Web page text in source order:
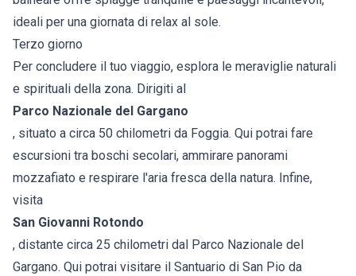
ideali per una giornata di relax al sole.
Terzo giorno
Per concludere il tuo viaggio, esplora le meraviglie naturali
e spirituali della zona. Dirigiti al
Parco Nazionale del Gargano
, situato a circa 50 chilometri da Foggia. Qui potrai fare
escursioni tra boschi secolari, ammirare panorami
mozzafiato e respirare l'aria fresca della natura. Infine,
visita
San Giovanni Rotondo
, distante circa 25 chilometri dal Parco Nazionale del
Gargano. Qui potrai visitare il Santuario di San Pio da